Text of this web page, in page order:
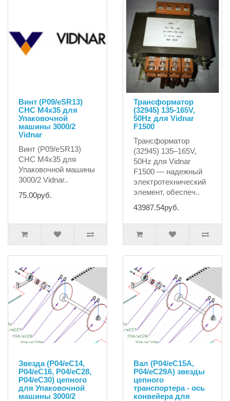
Винт (P09/eSR13)
CHC M4x35 для
Упаковочной
машины 3000/2
Vidnar
Винт (P09/eSR13)
CHC M4x35 для
Упаковочной машины
3000/2 Vidnar..
75.00руб.
Трансформатор
(32945) 135-165V,
50Hz для Vidnar
F1500
Трансформатор
(32945) 135–165V,
50Hz для Vidnar
F1500 — надежный
электротехнический
элемент, обеспеч..
43987.54руб.
Звезда (P04/eC14,
P04/eC16, P04/eC28,
P04/eC30) цепного
для Упаковочной
машины 3000/2
Вал (P04/eC15A,
P04/eC29A) звезды
цепного
транспортера - ось
конвейера для